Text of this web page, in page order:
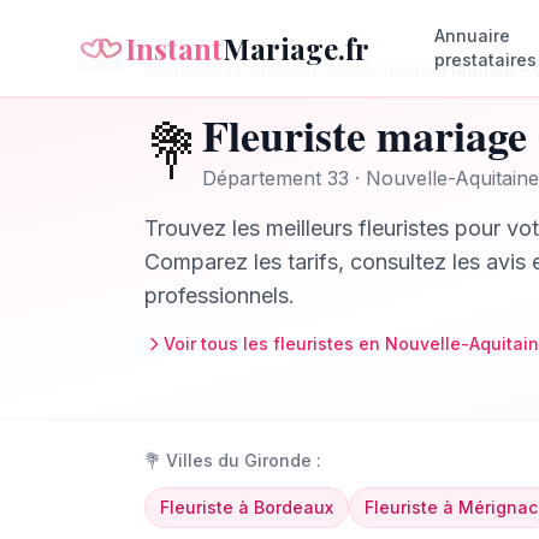
InstantMariage.fr
Annuaire
prestataires
Nouvelle-Aquitaine /Fleuriste–
💐Fleuristemariage
Département 33 · Nouvelle-Aquitaine
Trouvez les meilleurs fleuristes pour
Comparez les tarifs, consultez les
professionnels.
Voir tous les fleuristes en Nouvelle-
💐 Villes du Gironde :
Fleuriste à Bordeaux Fleuriste à Mérignac